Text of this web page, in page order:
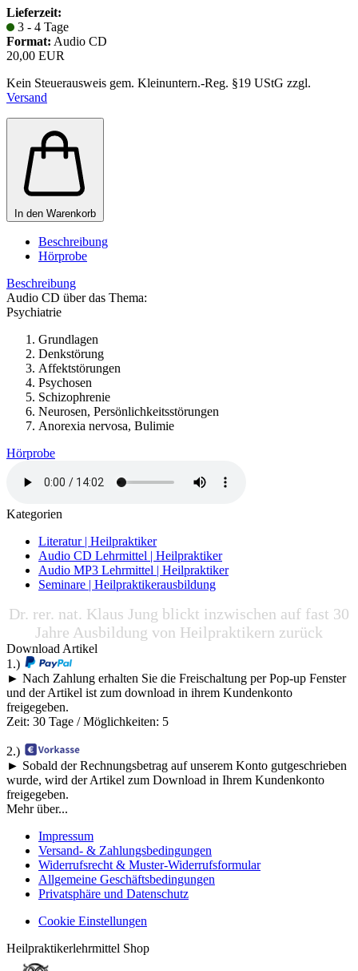
Lieferzeit:
3 - 4 Tage
Format: Audio CD
20,00 EUR
Kein Steuerausweis gem. Kleinuntern.-Reg. §19 UStG zzgl.
Versand
In den Warenkorb
Beschreibung
Hörprobe
Beschreibung
Audio CD über das Thema:
Psychiatrie
Grundlagen
Denkstörung
Affektstörungen
Psychosen
Schizophrenie
Neurosen, Persönlichkeitsstörungen
Anorexia nervosa, Bulimie
Hörprobe
Kategorien
Literatur | Heilpraktiker
Audio CD Lehrmittel | Heilpraktiker
Audio MP3 Lehrmittel | Heilpraktiker
Seminare | Heilpraktikerausbildung
Dr. rer. nat. Klaus Jung blickt inzwischen auf fast 30
Jahre Ausbildung von Heilpraktikern zurück
Download Artikel
1.)
► Nach Zahlung erhalten Sie die Freischaltung per Pop-up Fenster
und der Artikel ist zum download in ihrem Kundenkonto
freigegeben.
Zeit: 30 Tage / Möglichkeiten: 5
2.)
► Sobald der Rechnungsbetrag auf unserem Konto gutgeschrieben
wurde, wird der Artikel zum Download in Ihrem Kundenkonto
freigegeben.
Mehr über...
Impressum
Versand- & Zahlungsbedingungen
Widerrufsrecht & Muster-Widerrufsformular
Allgemeine Geschäftsbedingungen
Privatsphäre und Datenschutz
Cookie Einstellungen
Heilpraktikerlehrmittel Shop